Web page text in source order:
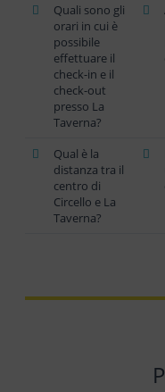
Quali sono gli
orari in cui è
possibile
effettuare il
check-in e il
check-out
presso La
Taverna?
Qual è la
distanza tra il
centro di
Circello e La
Taverna?